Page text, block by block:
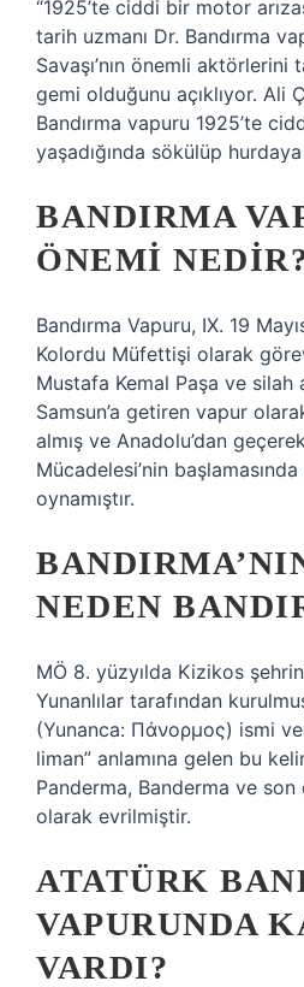
“1925’te ciddi bir motor
tarih uzmanı Dr. Bandırma
Savaşı’nın önemli aktörlerini
gemi olduğunu açıklıyor. Ali
Bandırma vapuru 1925’te
yaşadığında sökülüp hurdaya
BANDIRMA
ÖNEMI
Bandırma Vapuru, IX. 19
Kolordu Müfettişi olarak
Mustafa Kemal Paşa ve silah
Samsun’a getiren vapur
almış ve Anadolu’dan
Mücadelesi’nin
oynamıştır.
NEDEN
MÖ 8. yüzyılda Kizikos
Yunanlılar tarafından
(Yunanca: Πάνορμος) ismi
liman” anlamına gelen bu
Panderma, Banderma ve son
olarak evrilmiştir.
ATATÜRK
VAPURUNDA
VARDI?